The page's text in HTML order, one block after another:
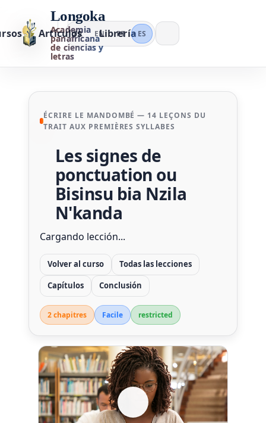
Longoka
Academia
panafricana
de ciencias y
letras
Artículos Librería
FR EN PT ES
ÉCRIRE LE MANDOMBÉ — 14 LEÇONS DU
TRAIT AUX PREMIÈRES SYLLABES
Les signes de
ponctuation ou
Bisinsu bia Nzila
N'kanda
Cargando lección...
Volver al curso
Todas las lecciones
Capítulos
Conclusión
2 chapitres Facile restricted